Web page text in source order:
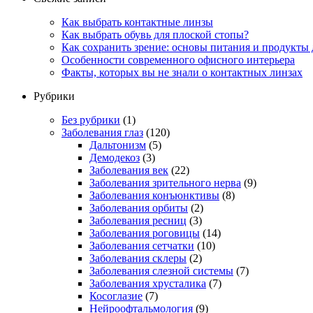
Как выбрать контактные линзы
Как выбрать обувь для плоской стопы?
Как сохранить зрение: основы питания и продукты
Особенности современного офисного интерьера
Факты, которых вы не знали о контактных линзах
Рубрики
Без рубрики (1)
Заболевания глаз (120)
Дальтонизм (5)
Демодекоз (3)
Заболевания век (22)
Заболевания зрительного нерва (9)
Заболевания конъюнктивы (8)
Заболевания орбиты (2)
Заболевания ресниц (3)
Заболевания роговицы (14)
Заболевания сетчатки (10)
Заболевания склеры (2)
Заболевания слезной системы (7)
Заболевания хрусталика (7)
Косоглазие (7)
Нейроофтальмология (9)